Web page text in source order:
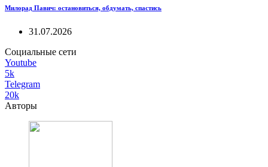
Милорад Павич: остановиться, обдумать, спастись
31.07.2026
Социальные сети
Youtube
5k
Telegram
20k
Авторы